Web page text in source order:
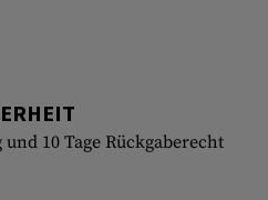
10 Tage Rückgaberecht